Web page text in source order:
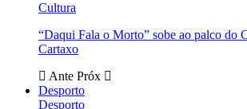
Cultura
“Daqui Fala o Morto” sobe ao palco do
Cartaxo
Ante Próx
Desporto
Desporto